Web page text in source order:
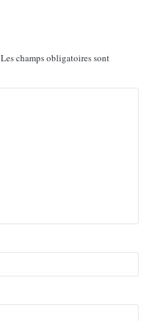
Les champs obligatoires sont